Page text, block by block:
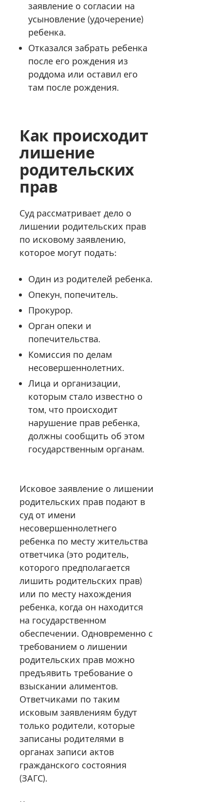
заявление о согласии на
усыновление (удочерение)
ребенка.
Отказался забрать ребенка
после его рождения из
роддома или оставил его
там после рождения.
Как происходит
лишение
родительских
прав
Суд рассматривает дело о
лишении родительских прав
по исковому заявлению,
которое могут подать:
Один из родителей ребенка.
Опекун, попечитель.
Прокурор.
Орган опеки и
попечительства.
Комиссия по делам
несовершеннолетних.
Лица и организации,
которым стало известно о
том, что происходит
нарушение прав ребенка,
должны сообщить об этом
государственным органам.
Исковое заявление о лишении
родительских прав подают в
суд от имени
несовершеннолетнего
ребенка по месту жительства
ответчика (это родитель,
которого предполагается
лишить родительских прав)
или по месту нахождения
ребенка, когда он находится
на государственном
обеспечении. Одновременно с
требованием о лишении
родительских прав можно
предъявить требование о
взыскании алиментов.
Ответчиками по таким
исковым заявлениям будут
только родители, которые
записаны родителями в
органах записи актов
гражданского состояния
(ЗАГС).